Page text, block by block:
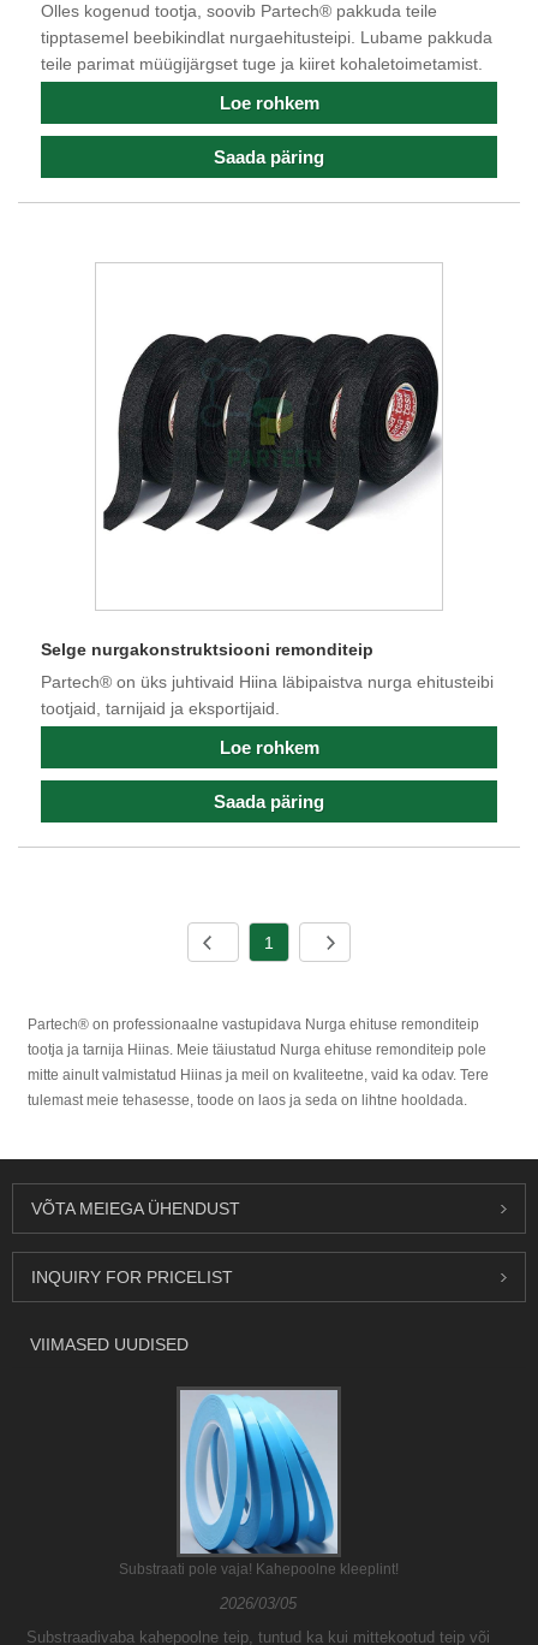
Olles kogenud tootja, soovib Partech® pakkuda teile
tipptasemel beebikindlat nurgaehitusteipi. Lubame pakkuda
teile parimat müügijärgset tuge ja kiiret kohaletoimetamist.
Loe rohkem
Saada päring
Selge nurgakonstruktsiooni remonditeip
Partech® on üks juhtivaid Hiina läbipaistva nurga ehitusteibi
tootjaid, tarnijaid ja eksportijaid.
Loe rohkem
Saada päring
1
Partech® on professionaalne vastupidava Nurga ehituse remonditeip
tootja ja tarnija Hiinas. Meie täiustatud Nurga ehituse remonditeip pole
mitte ainult valmistatud Hiinas ja meil on kvaliteetne, vaid ka odav. Tere
tulemast meie tehasesse, toode on laos ja seda on lihtne hooldada.
VÕTA MEIEGA ÜHENDUST
INQUIRY FOR PRICELIST
VIIMASED UUDISED
Substraati pole vaja! Kahepoolne kleeplint!
2026/03/05
Substraadivaba kahepoolne teip, tuntud ka kui mittekootud teip või